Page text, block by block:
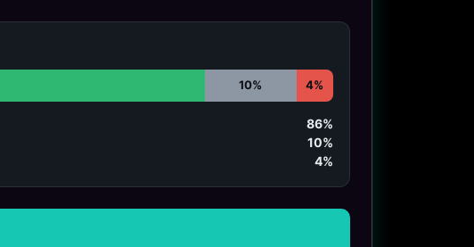
10% 4%
86%
10%
4%